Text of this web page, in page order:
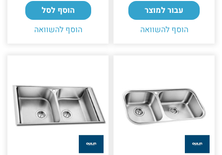
עבור למוצר
הוסף להשוואה
הוסף לסל
הוסף להשוואה